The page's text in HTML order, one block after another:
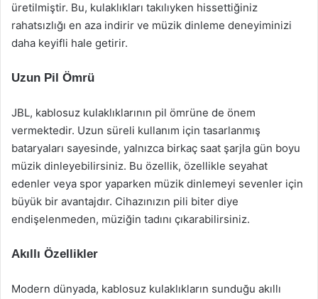
üretilmiştir. Bu, kulaklıkları takılıyken hissettiğiniz
rahatsızlığı en aza indirir ve müzik dinleme deneyiminizi
daha keyifli hale getirir.
Uzun Pil Ömrü
JBL, kablosuz kulaklıklarının pil ömrüne de önem
vermektedir. Uzun süreli kullanım için tasarlanmış
bataryaları sayesinde, yalnızca birkaç saat şarjla gün boyu
müzik dinleyebilirsiniz. Bu özellik, özellikle seyahat
edenler veya spor yaparken müzik dinlemeyi sevenler için
büyük bir avantajdır. Cihazınızın pili biter diye
endişelenmeden, müziğin tadını çıkarabilirsiniz.
Akıllı Özellikler
Modern dünyada, kablosuz kulaklıkların sunduğu akıllı